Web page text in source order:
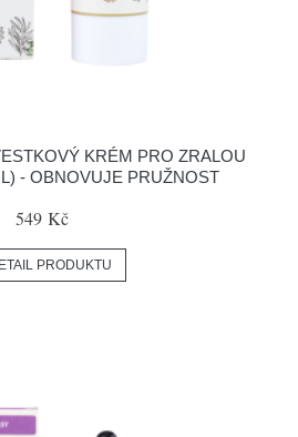
KRÉM PRO ZRALOU
- OBNOVUJE PRUŽNOST
549 Kč
PRODUKTU